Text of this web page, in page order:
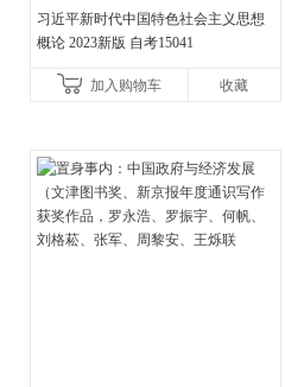
习近平新时代中国特色社会主义思想
概论 2023新版 自考15041
加入购物车 收藏